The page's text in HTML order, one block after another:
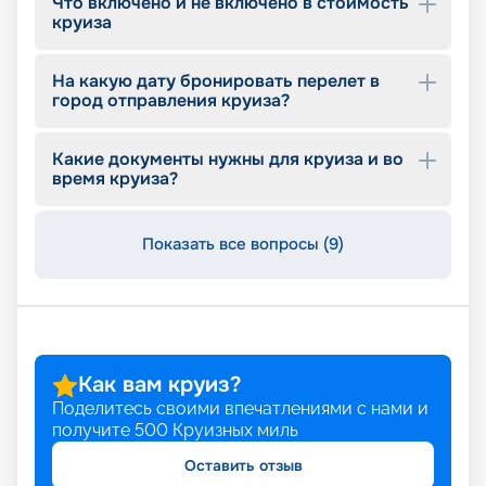
значимая информация. Если вы хотите купить
тур по более выгодной цене, воспользуйтесь
сайте и планируйте незабываемый отдых.
круиза
На какую дату бронировать перелет в
город отправления круиза?
Какие документы нужны для круиза и во
время круиза?
Показать все вопросы (9)
Как вам круиз?
Поделитесь своими впечатлениями с нами и
получите 500 Круизных миль
Оставить отзыв